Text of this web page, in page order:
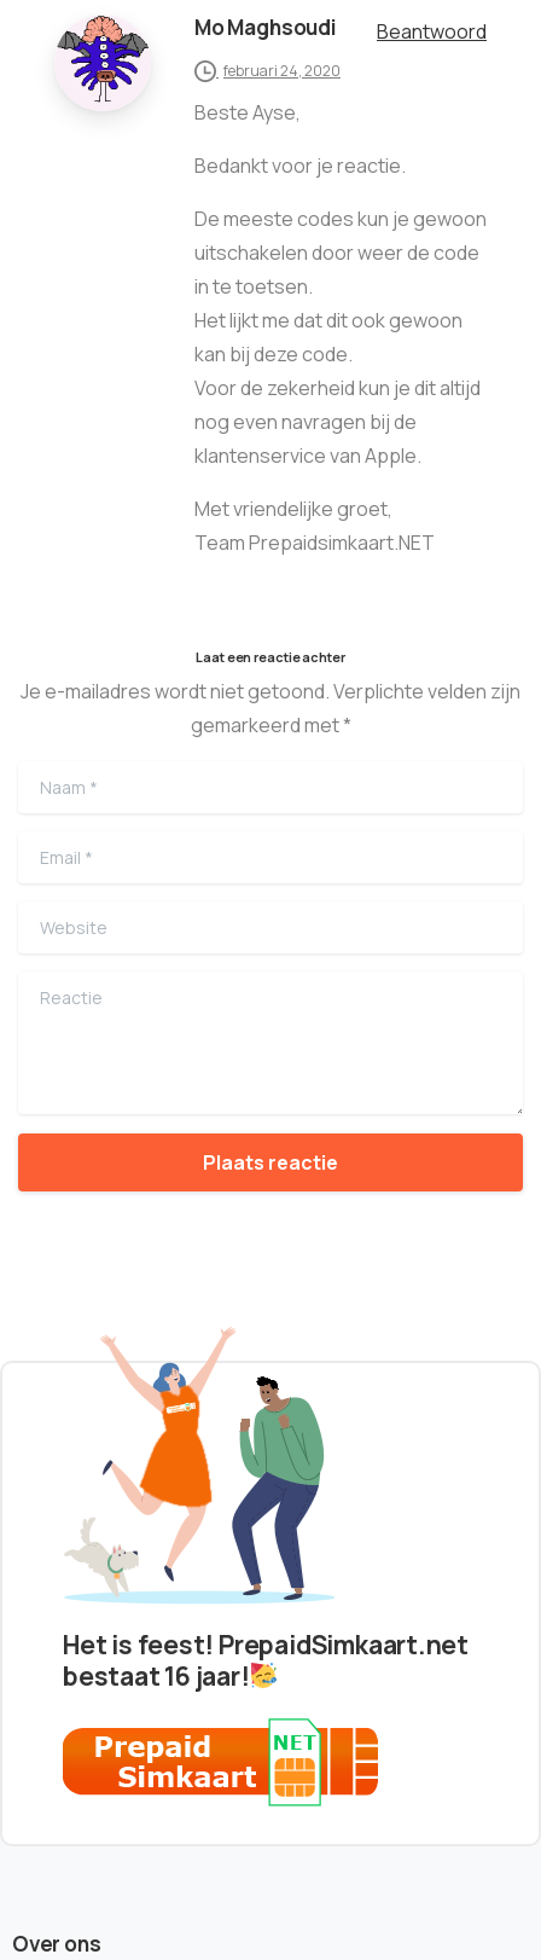
Mo Maghsoudi Beantwoord
februari 24, 2020
Beste Ayse,
Bedankt voor je reactie.
De meeste codes kun je gewoon
uitschakelen door weer de code
in te toetsen.
Het lijkt me dat dit ook gewoon
kan bij deze code.
Voor de zekerheid kun je dit altijd
nog even navragen bij de
klantenservice van Apple.
Met vriendelijke groet,
Team Prepaidsimkaart.NET
Laat een reactie achter
Je e-mailadres wordt niet getoond. Verplichte velden zijn
gemarkeerd met *
Naam
Email
Website
Reactie
Het is feest! PrepaidSimkaart.net
bestaat 16 jaar!
Over ons